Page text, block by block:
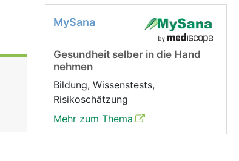
MySana
Gesundheit selber in die Hand
nehmen
Bildung, Wissenstests,
Risikoschätzung
Mehr zum Thema